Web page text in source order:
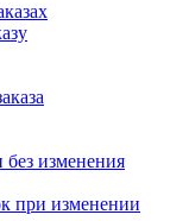
без изменения
при изменении